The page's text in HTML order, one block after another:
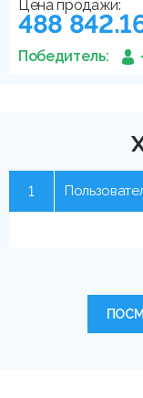
Цена продажи:
488
Победитель:
1